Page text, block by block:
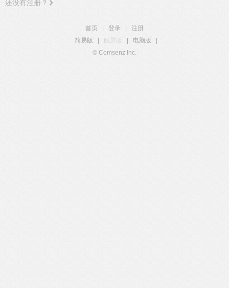
还没有注册？
首页 登录
注册
简易版
触屏版 电脑版
© Comsenz Inc.